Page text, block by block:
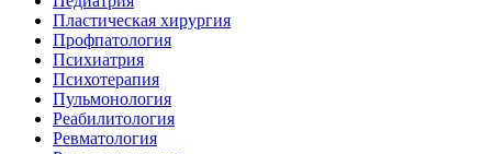
Пластическая хирургия
Профпатология
Психиатрия
Психотерапия
Пульмонология
Реабилитология
Ревматология